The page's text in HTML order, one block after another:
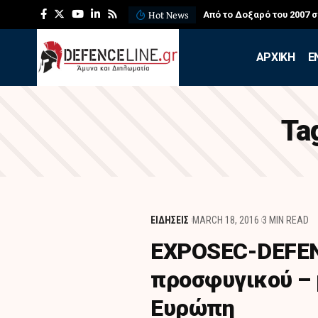
Hot News Από το Δοξαρό του 2007
APXIKH
ΕΙΔΗΣΕΙΣ MARCH 18, 2016 3 MIN READ
ΕXPOSEC-
προσφυγικού –
Ευρώπη